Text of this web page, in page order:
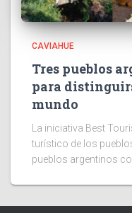
CAVIAHUE
Tres pueblos
para
mundo
La iniciativa Best
turístico de los
pueblos argentinos